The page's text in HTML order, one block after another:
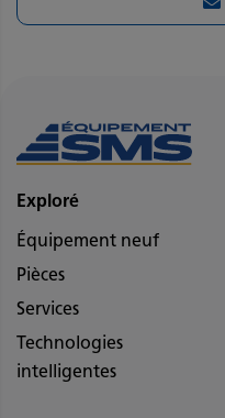
Exploré
Équipement neuf
Pièces
Services
Technologies
intelligentes